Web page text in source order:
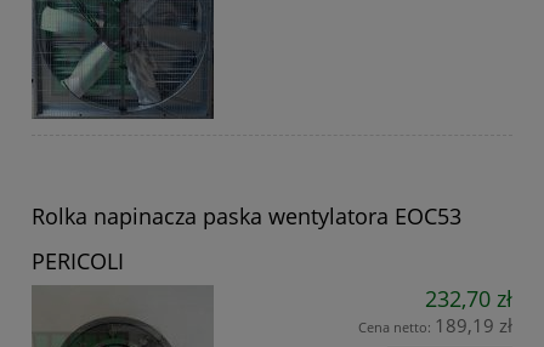
Rolka napinacza paska wentylatora EOC53
PERICOLI
232,70 zł
Cena netto: 189,19 zł